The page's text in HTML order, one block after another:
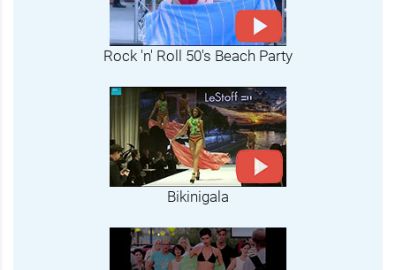
Rock 'n' Roll 50's Beach Party
Bikinigala